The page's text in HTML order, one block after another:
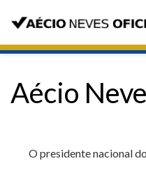
Aécio
O presidente nacional